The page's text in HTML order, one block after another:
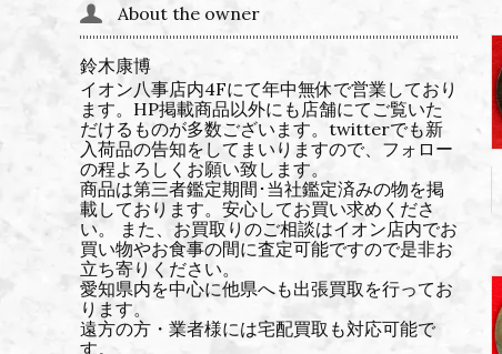
About the owner
鈴木康博
イオン八事店内4Fにて年中無休で営業しており
ます。HP掲載商品以外にも店舗にてご覧いた
だけるものが多数ございます。twitterでも新
入荷品の告知をしてまいりますので、フォロー
の程よろしくお願い致します。
商品は第三者鑑定期間･当社鑑定済みの物を掲
載しております。安心してお買い求めくださ
い。 また、お買取りのご相談はイオン店内でお
買い物やお食事の間に査定可能ですので是非お
立ち寄りください。
愛知県内を中心に他県へも出張買取を行ってお
ります。
遠方の方・業者様には宅配買取も対応可能で
す。